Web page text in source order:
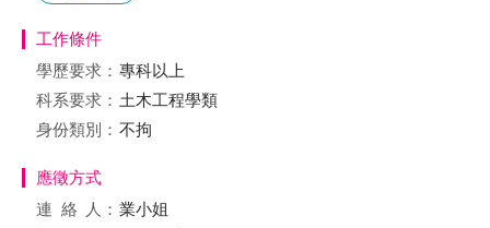
工作條件
學歷要求： 專科以上
科系要求： 土木工程學類
身份類別： 不拘
應徵方式
連絡
人： 業小姐